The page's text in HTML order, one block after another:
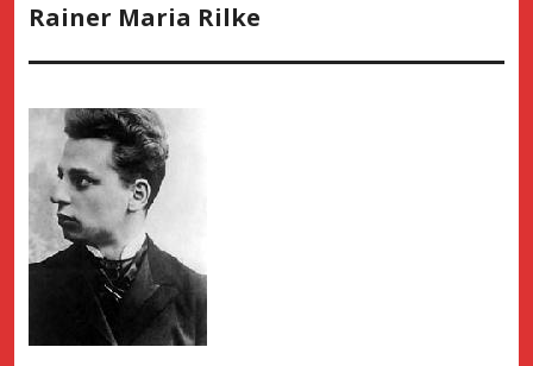
Rainer Maria Rilke